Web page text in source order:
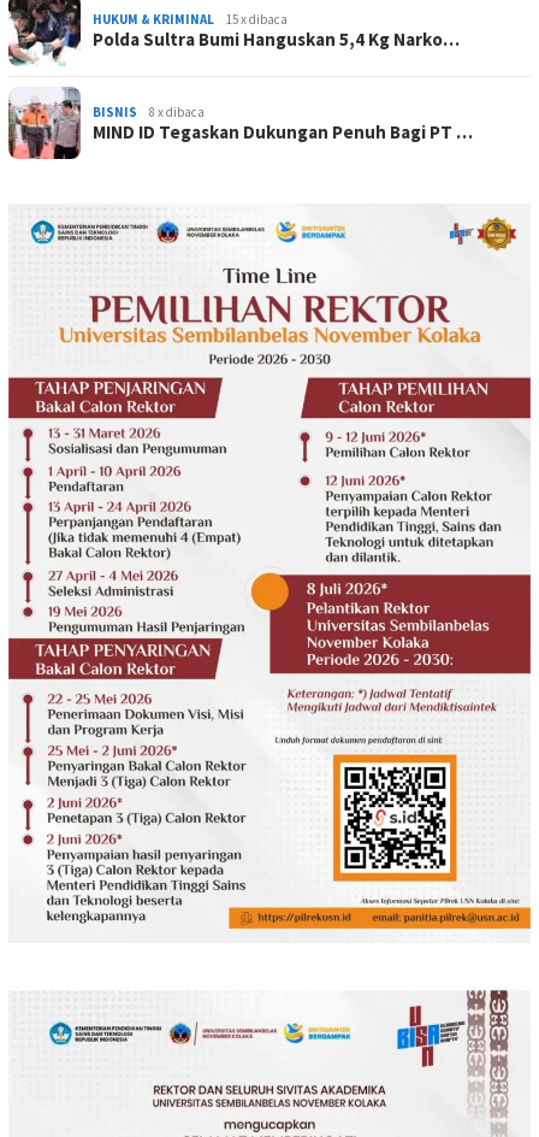
HUKUM & KRIMINAL 15 x dibaca
Polda Sultra Bumi Hanguskan 5,4 Kg Narko…
BISNIS 8 x dibaca
MIND ID Tegaskan Dukungan Penuh Bagi PT …